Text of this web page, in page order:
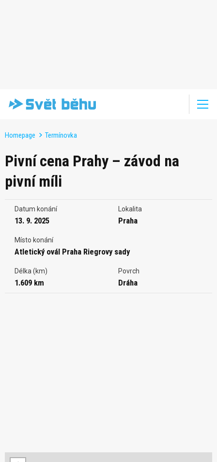
Homepage Termínovka
Pivní cena Prahy – závod na
pivní míli
Datum konání
13. 9. 2025
Lokalita
Praha
Místo konání
Atletický ovál Praha Riegrovy sady
Délka (km)
1.609 km
Povrch
Dráha